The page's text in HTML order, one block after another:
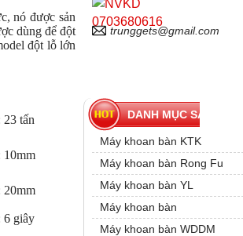
nó được sản
dùng để đột
đột lỗ lớn
23 tấn
10mm
20mm
6 giây
0703680616
trunggets@gmail.com
DANH MỤC SẢN PHẨM
Máy khoan bàn KTK
Máy khoan bàn Rong Fu
Máy khoan bàn YL
Máy khoan bàn
Máy khoan bàn WDDM